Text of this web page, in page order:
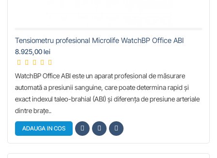
Tensiometru profesional Microlife WatchBP Office ABI
8.925,00 lei
WatchBP Office ABI este un aparat profesional de măsurare
automată a presiunii sanguine, care poate determina rapid şi
exact indexul taleo-brahial (ABI) şi diferenţa de presiune arteriale
dintre braţe..
ADAUGA IN COS